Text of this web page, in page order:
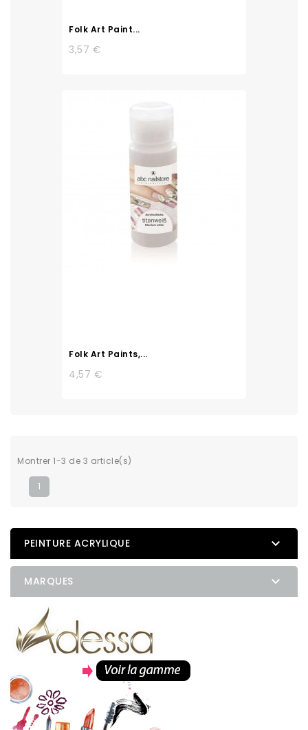
Folk Art Paint...
3,57 €
Folk Art Paints,...
4,57 €
Montrer 1-3 de 3 article(s)
1
PEINTURE ACRYLIQUE 
MARQUES 